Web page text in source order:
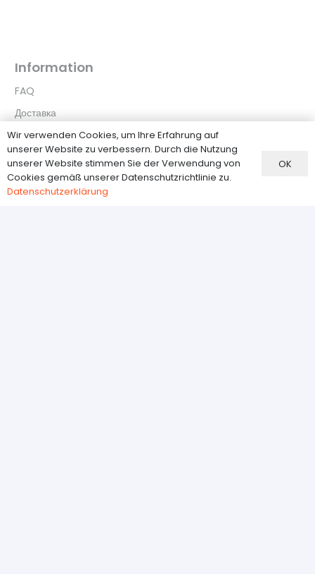
Information
FAQ
Доставка
Zahlungsmethoden
Widerrufsbelehrung
Datenschutzerklärung
Wir verwenden Cookies, um Ihre Erfahrung auf
unserer Website zu verbessern. Durch die Nutzung
unserer Website stimmen Sie der Verwendung von
Cookies gemäß unserer Datenschutzrichtlinie zu.
Datenschutzerklärung
OK